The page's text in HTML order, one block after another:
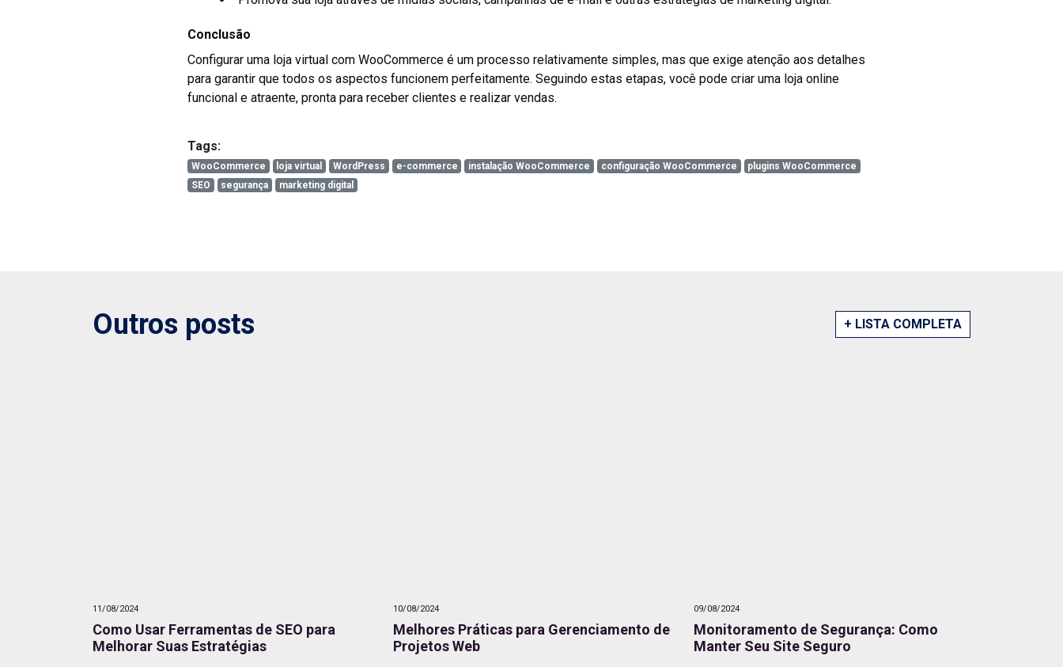
Conclusão
Configurar uma loja virtual com WooCommerce é um processo relativamente simples, mas que exige atenção aos detalhes
para garantir que todos os aspectos funcionem perfeitamente. Seguindo estas etapas, você pode criar uma loja online
funcional e atraente, pronta para receber clientes e realizar vendas.
Tags:
WooCommerce loja virtual WordPress e-commerce instalação WooCommerce configuração WooCommerce
plugins WooCommerce
SEO
segurança marketing digital
Outros posts + LISTA COMPLETA
11/08/2024
Como Usar Ferramentas de SEO para
Melhorar Suas Estratégias
10/08/2024
Melhores Práticas para Gerenciamento de
Projetos Web
09/08/2024
Monitoramento de Segurança: Como
Manter Seu Site Seguro